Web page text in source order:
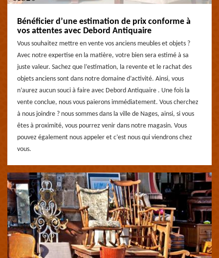
Bénéficier d’une estimation de prix conforme à
vos attentes avec Debord Antiquaire
Vous souhaitez mettre en vente vos anciens meubles et objets ?
Avec notre expertise en la matière, votre bien sera estimé à sa
juste valeur. Sachez que l’estimation, la revente et le rachat des
objets anciens sont dans notre domaine d’activité. Ainsi, vous
n’aurez aucun souci à faire avec Debord Antiquaire . Une fois la
vente conclue, nous vous paierons immédiatement. Vous cherchez
à nous joindre ? nous sommes dans la ville de Nages, ainsi, si vous
êtes à proximité, vous pourrez venir dans notre magasin. Vous
pouvez également nous appeler et c’est nous qui viendrons chez
vous.